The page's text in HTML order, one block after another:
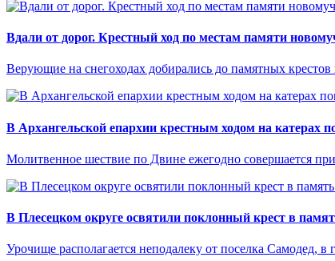
Вдали от дорог. Крестный ход по местам памяти
Верующие на снегоходах добирались до памятных
В Архангельской епархии крестным ходом на катерах
Молитвенное шествие по Двине ежегодно совершается
В Плесецком округе освятили поклонный крест в
Урочище располагается неподалеку от поселка Самодед,